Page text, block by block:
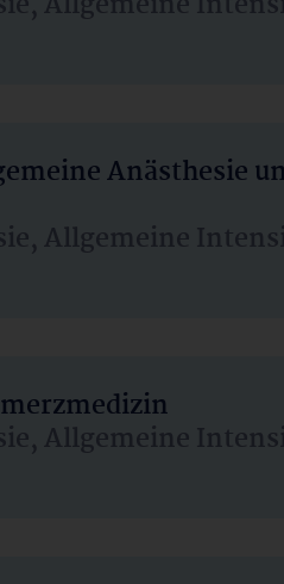
Anästhesie
Allgemeine
Allgemeine